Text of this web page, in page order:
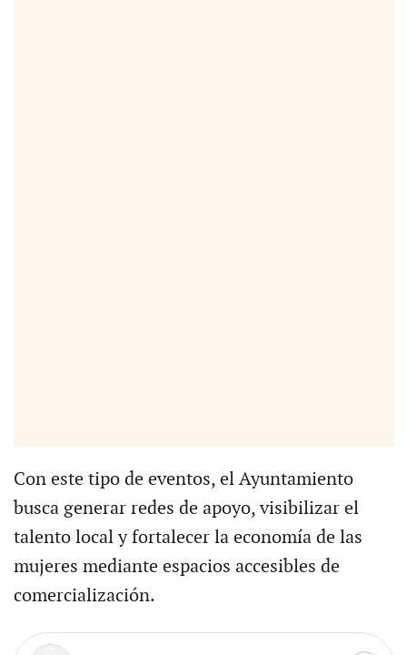
Con este tipo de eventos, el Ayuntamiento
busca generar redes de apoyo, visibilizar el
talento local y fortalecer la economía de las
mujeres mediante espacios accesibles de
comercialización.